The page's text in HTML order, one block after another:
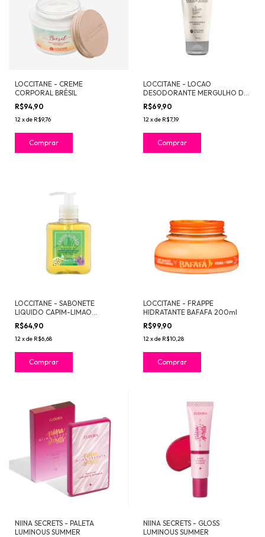
LOCCITANE - CREME
CORPORAL BRÉSIL
R$94,90
12xde R$9,76
LOCCITANE - LOCAO
DESODORANTE MERGULHO DE
CACHOEIRA 200ml
R$69,90
12xde R$7,19
LOCCITANE - SABONETE
LIQUIDO CAPIM-LIMAO
MARACUJA 250ml
R$64,90
12xde R$6,68
LOCCITANE - FRAPPE
HIDRATANTE BAFAFA 200ml
R$99,90
12xde R$10,28
NIINA SECRETS - PALETA
LUMINOUS SUMMER
NIINA SECRETS - GLOSS
LUMINOUS SUMMER